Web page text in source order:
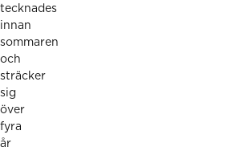
tecknades
innan
sommaren
och
sträcker
sig
över
fyra
år